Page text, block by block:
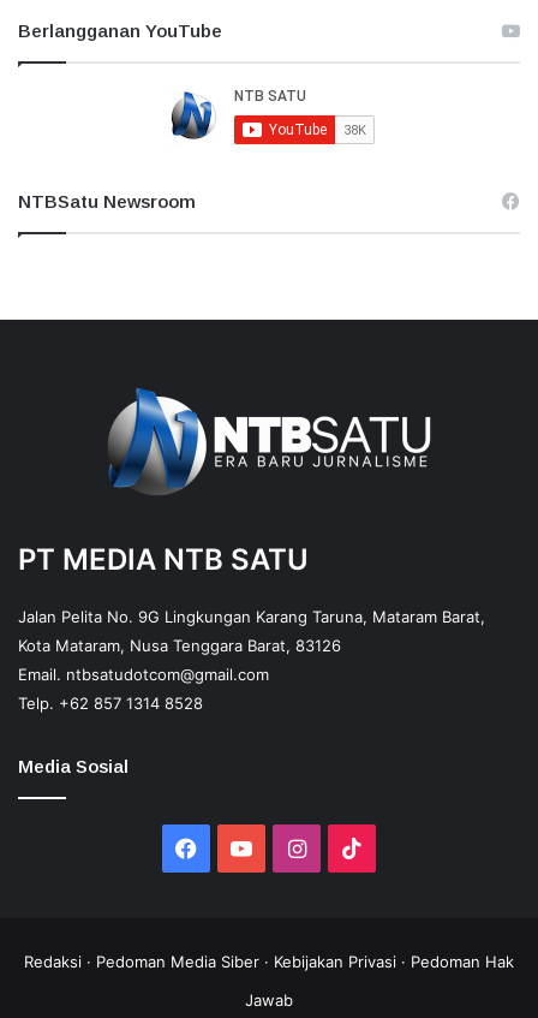
Berlangganan YouTube
NTBSatu Newsroom
PT MEDIA NTB SATU
Jalan Pelita No. 9G Lingkungan Karang Taruna, Mataram Barat,
Kota Mataram, Nusa Tenggara Barat, 83126
Email. ntbsatudotcom@gmail.com
Telp. +62 857 1314 8528
Media Sosial
Facebook
YouTubeInstagram
Redaksi · Pedoman Media Siber · Kebijakan Privasi · Pedoman Hak
Jawab